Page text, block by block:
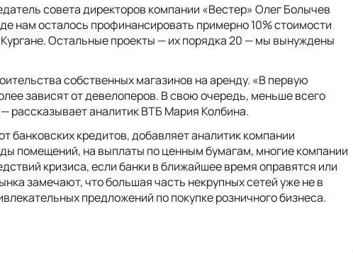
совета директоров компании «Вестер» Олег Болычев
нам осталось профинансировать примерно 10% стоимости
Остальные проекты — их порядка 20 — мы вынуждены
собственных магазинов на аренду. «В первую
зависят от девелоперов. В свою очередь, меньше всего
рассказывает аналитик ВТБ Мария Колбина.
банковских кредитов, добавляет аналитик компании
помещений, на выплаты по ценным бумагам, многие компании
кризиса, если банки в ближайшее время оправятся или
замечают, что большая часть некрупных сетей уже не в
предложений по покупке розничного бизнеса.